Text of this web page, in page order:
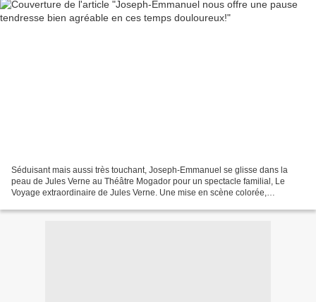
Séduisant mais aussi très touchant, Joseph-Emmanuel se glisse dans la
peau de Jules Verne au Théâtre Mogador pour un spectacle familial, Le
Voyage extraordinaire de Jules Verne. Une mise en scène colorée,